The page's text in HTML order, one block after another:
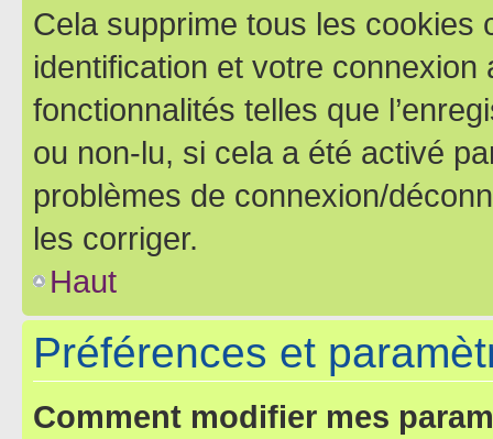
Cela supprime tous les cookies
identification et votre
fonctionnalités telles que
ou non-lu, si cela a été activé
problèmes de connexion/
les corriger.
Haut
Préférences et
Comment modifier mes